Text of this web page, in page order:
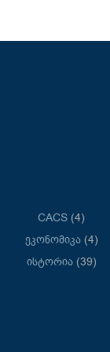
CACS (4)
Ეკონომიკა(4)
Ისტორია(39)